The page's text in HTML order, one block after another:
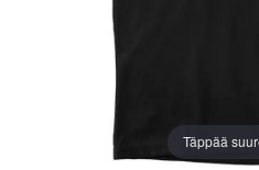
Täppää